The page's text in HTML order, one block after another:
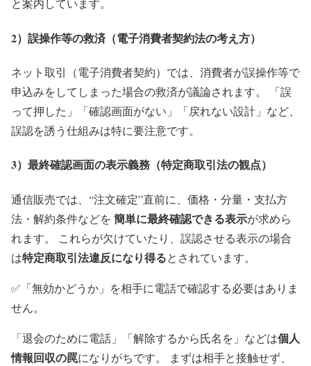
と案内しています。
2）誤操作等の救済（電子消費者契約法の考え方）
ネット取引（電子消費者契約）では、消費者が誤操作等で
申込みをしてしまった場合の救済が議論されます。 「誤
って押した」「確認画面がない」「戻れない設計」など、
誤認を誘う仕組みは特に要注意です。
3）最終確認画面の表示義務（特定商取引法の観点）
通信販売では、“注文確定”直前に、価格・分量・支払方
法・解約条件などを 簡単に最終確認できる表示が求めら
れます。 これらが欠けていたり、誤認させる表示の場合
は特定商取引法違反になり得るとされています。
✅「無効かどうか」を相手に電話で確認する必要はありま
せん。
「退会のために電話」「解除するから氏名を」などは個人
情報回収の罠になりがちです。 まずは相手と接触せず、